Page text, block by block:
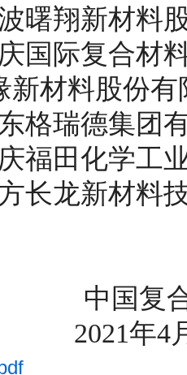
曙翔新材料
国际复合材
新材料股份有
格瑞德集团
福田化学工
长龙新材料
中国复
2021年4